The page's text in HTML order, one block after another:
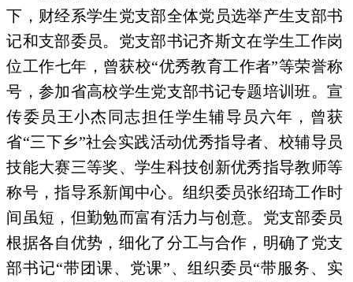
下，财经系学生党支部全体党员选举产生支部书
记和支部委员。党支部书记齐斯文在学生工作岗
位工作七年，曾获校“优秀教育工作者”等荣誉称
号，参加省高校学生党支部书记专题培训班。宣
传委员王小杰同志担任学生辅导员六年，曾获
省“三下乡”社会实践活动优秀指导者、校辅导员
技能大赛三等奖、学生科技创新优秀指导教师等
称号，指导系新闻中心。组织委员张绍琦工作时
间虽短，但勤勉而富有活力与创意。党支部委员
根据各自优势，细化了分工与合作，明确了党支
部书记“带团课、党课”、组织委员“带服务、实